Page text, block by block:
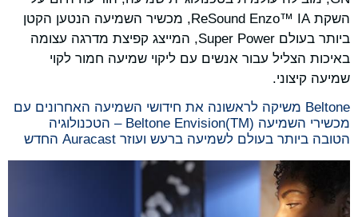
השקת ReSound Enzo™ IA, מכשיר השמיעה הנטען הקטן
ביותר בעולם Super Power, המייצג קפיצת מדרגה עצומה
באיכות הצליל עבור אנשים עם ליקוי שמיעה חמור לקוי
שמיעה קיצוני.
Beltone משיקה לראשונה את חידושי השמיעה האחרונים עם
מכשירי השמיעה Beltone Envision(TM) – הטכנולוגיה
הטובה ביותר בעולם לשמיעה ברעש ועוזר Auracast החדש